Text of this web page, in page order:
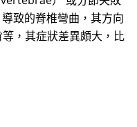
致的脊椎彎曲，其方向
，其症狀差異頗大，比